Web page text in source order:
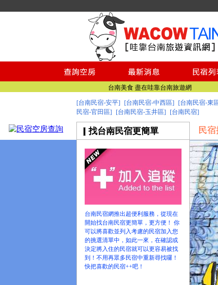
台南民宿
台南美食 盡在哇靠台南旅遊網
找台南民宿 就到哇靠台南民宿旅遊資訊網
台南旅遊網全新登場!
台南民宿
台南美食 盡在哇靠台南旅遊網
找台南民宿 就到哇靠台南民宿旅遊資訊網
台南旅遊網全新登場!
[台南民宿-安平] [台南民宿-中西區] [台南民宿-東
民宿-官田區] [台南民宿-玉井區] [台南民宿]
找台南民宿更簡單
台南民宿網推出超便利服務，從現在
開始找台南民宿更簡單，更方便！ 你
可以將喜歡並列入考慮的民宿加入您
的挑選清單中，如此一來，在確認或
決定將入住的民宿就可以更容易被找
到！不用再眾多民宿中重新尋找囉！
快把喜歡的民宿++吧！
民